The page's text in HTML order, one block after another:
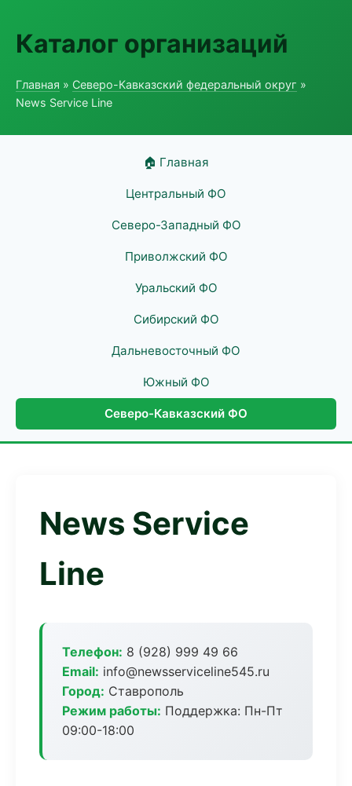
Каталог организаций
Главная » Северо-Кавказский федеральный округ »
News Service Line
🏠 Главная
Центральный ФО
Северо-Западный ФО
Приволжский ФО
Уральский ФО
Сибирский ФО
Дальневосточный ФО
Южный ФО
Северо-Кавказский ФО
News Service
Line
Телефон: 8 (928) 999 49 66
Email: info@newsserviceline545.ru
Город: Ставрополь
Режим работы: Поддержка: Пн-Пт
09:00-18:00